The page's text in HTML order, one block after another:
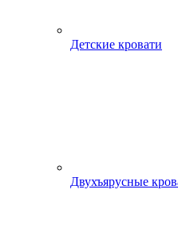
Детские кровати
Двухъярусные